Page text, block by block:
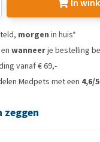
In
morgen in huis*
en wanneerje bestelling
vanaf € 69,-
Medpets met een 4,6/5
zeggen